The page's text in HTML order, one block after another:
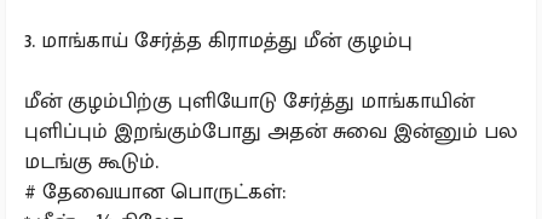
3. மாங்காய் சேர்த்த கிராமத்து மீன் குழம்பு
மீன் குழம்பிற்கு புளியோடு சேர்த்து மாங்காயின்
புளிப்பும் இறங்கும்போது அதன் சுவை இன்னும் பல
மடங்கு கூடும்.
# தேவையான பொருட்கள்: